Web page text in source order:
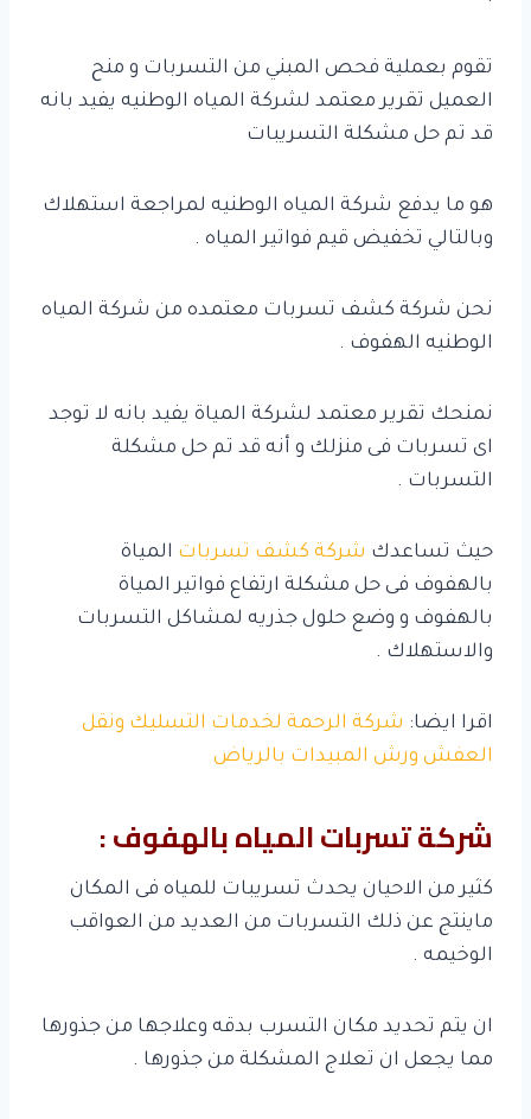
تقوم بعملية فحص المبني من التسربات و منح
العميل تقرير معتمد لشركة المياه الوطنيه يفيد بانه
قد تم حل مشكلة التسريبات
هو ما يدفع شركة المياه الوطنيه لمراجعة استهلاك
وبالتالي تخفيض قيم فواتير المياه .
نحن شركة كشف تسربات معتمده من شركة المياه
الوطنيه الهفوف .
نمنحك تقرير معتمد لشركة المياة يفيد بانه لا توجد
اى تسربات فى منزلك و أنه قد تم حل مشكلة
التسربات .
حيث تساعدك شركة كشف تسربات المياة
بالهفوف فى حل مشكلة ارتفاع فواتير المياة
بالهفوف و وضع حلول جذريه لمشاكل التسربات
والاستهلاك .
اقرا ايضا: شركة الرحمة لخدمات التسليك ونقل
العفش ورش المبيدات بالرياض
شركة تسربات المياه بالهفوف :
كثير من الاحيان يحدث تسريبات للمياه فى المكان
ماينتج عن ذلك التسربات من العديد من العواقب
الوخيمه .
ان يتم تحديد مكان التسرب بدقه وعلاجها من جذورها
مما يجعل ان تعلاج المشكلة من جذورها .